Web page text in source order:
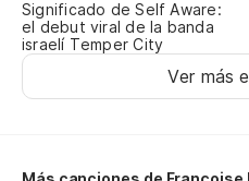
Significado de Self Aware:
el debut viral de la banda
israelí Temper City
Ver más